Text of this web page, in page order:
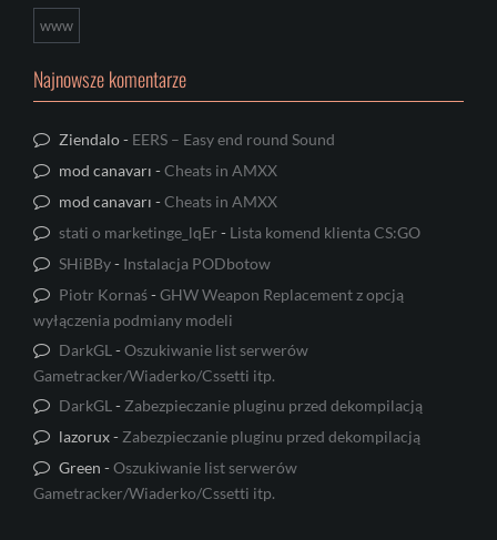
www
Najnowsze komentarze
Ziendalo- EERS – Easy end round Sound
mod canavarı -Cheats in AMXX
mod canavarı -Cheats in AMXX
stati o marketinge_lqEr - Lista komend klienta CS:GO
SHiBBy- Instalacja PODbotow
Piotr Kornaś-GHW Weapon Replacement z opcją
wyłączenia podmiany modeli
DarkGL -Oszukiwanie list serwerów
Gametracker/Wiaderko/Cssetti itp.
DarkGL - Zabezpieczanie pluginu przed dekompilacją
lazorux- Zabezpieczanie pluginu przed dekompilacją
Green -Oszukiwanie list serwerów
Gametracker/Wiaderko/Cssetti itp.